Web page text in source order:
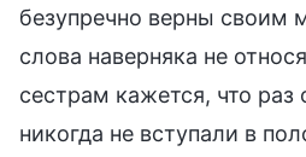
безупречно верны своим
слова наверняка не
сестрам кажется, что
никогда не вступали в